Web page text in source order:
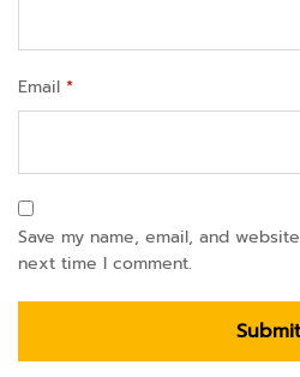
Email *
Save my name, email, and
next time I comment.